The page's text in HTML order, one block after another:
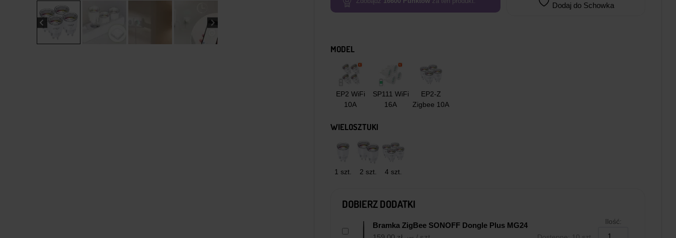
Gosund
4-
10A
Dodaj do Schowka
MODEL
EP2 WiFi
10A
SP111 WiFi
16A
EP2-Z
Zigbee 10A
WIELOSZTUKI
1 szt. 2 szt. 4 szt.
DOBIERZ DODATKI
Bramka ZigBee SONOFF Dongle Plus MG24
Ilość: